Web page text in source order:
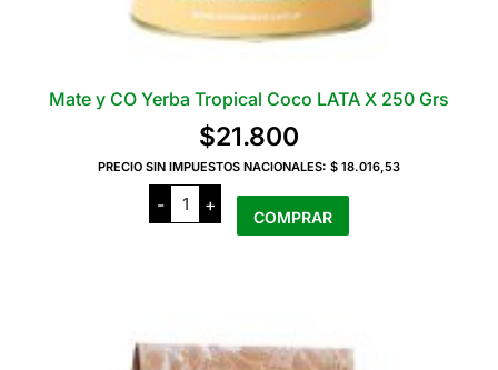
Mate y CO Yerba Tropical Coco LATA X 250 Grs
$21.800
PRECIO SIN IMPUESTOS NACIONALES: $ 18.016,53
-
Mate
CO
Grs
cantidad
+
COMPRAR